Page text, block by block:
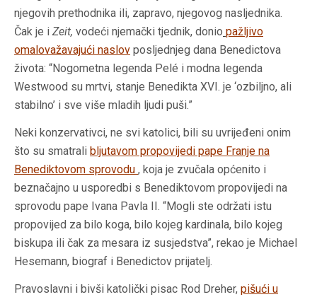
njegovih prethodnika ili, zapravo, njegovog nasljednika.
Čak je i Zeit, vodeći njemački tjednik, donio pažljivo
omalovažavajući naslov posljednjeg dana Benedictova
života: “Nogometna legenda Pelé i modna legenda
Westwood su mrtvi, stanje Benedikta XVI. je ‘ozbiljno, ali
stabilno’ i sve više mladih ljudi puši.”
Neki konzervativci, ne svi katolici, bili su uvrijeđeni onim
što su smatrali bljutavom propovijedi pape Franje na
Benediktovom sprovodu , koja je zvučala općenito i
beznačajno u usporedbi s Benediktovom propovijedi na
sprovodu pape Ivana Pavla II. “Mogli ste održati istu
propovijed za bilo koga, bilo kojeg kardinala, bilo kojeg
biskupa ili čak za mesara iz susjedstva”, rekao je Michael
Hesemann, biograf i Benedictov prijatelj.
Pravoslavni i bivši katolički pisac Rod Dreher, pišući u